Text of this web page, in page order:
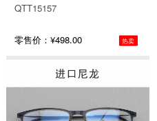
QTT15157
零售价：¥498.00 热卖